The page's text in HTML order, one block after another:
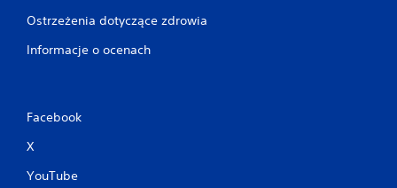
Ostrzeżenia dotyczące zdrowia
Informacje o ocenach
Facebook
X
YouTube